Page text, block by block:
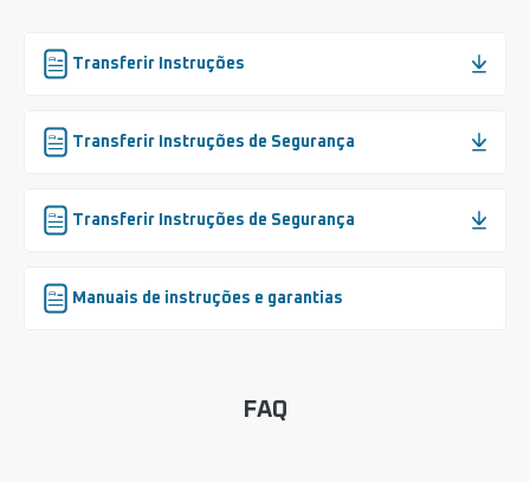
Transferir Instruções
Transferir Instruções de Segurança
Transferir Instruções de Segurança
Manuais de instruções e garantias
FAQ